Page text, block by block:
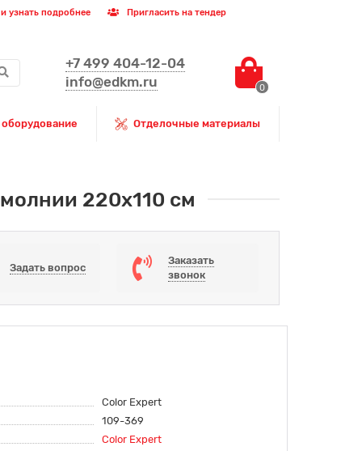
узнать подробнее Пригласить на тендер
+7 499 404-12-04
info@edkm.ru
0
Отделочные материалы
220х110 см
Задать вопрос
Заказать
звонок
Color Expert
109-369
Color Expert